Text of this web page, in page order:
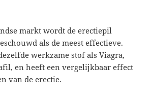
markt wordt de erectiepil
als de meest effectieve.
werkzame stof als Viagra,
en heeft een vergelijkbaar effect
van de erectie.